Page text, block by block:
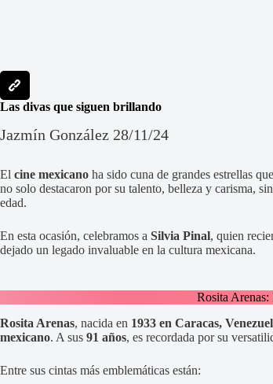
Las divas que siguen brillando
Jazmín González 28/11/24
El cine mexicano ha sido cuna de grandes estrellas
no solo destacaron por su talento, belleza y carisma,
edad.
En esta ocasión, celebramos a Silvia Pinal, quien
dejado un legado invaluable en la cultura mexicana.
Rosita
Rosita Arenas, nacida en 1933 en Caracas,
mexicano. A sus 91 años, es recordada por su
Entre sus cintas más emblemáticas están: